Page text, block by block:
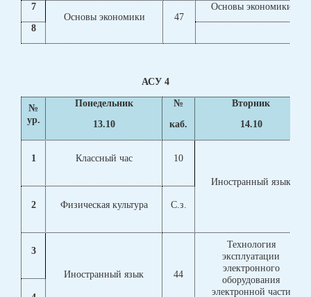
7
Основы экономики
47
Основы экономики
8
АСУ 4
№
ур.
Понедельник
13.10
№
каб.
Вторник
14.10
1 Классный час 10
Иностранный язык
2 Физическая культура С.з.
3
Иностранный язык 44
Технология
эксплуатации
электронного
оборудования
электронной части